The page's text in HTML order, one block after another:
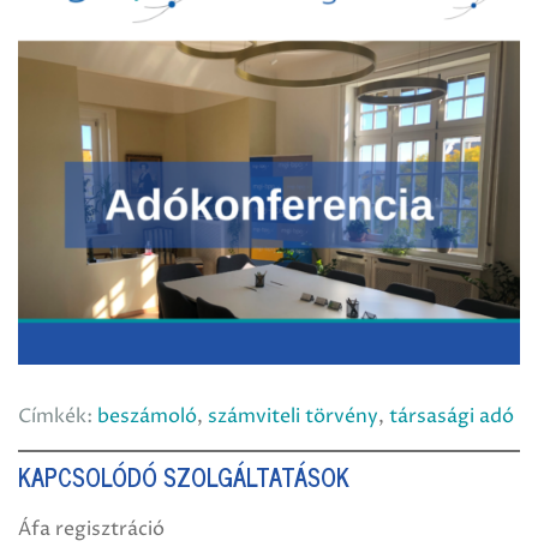
Címkék: beszámoló, számviteli törvény, társasági adó
KAPCSOLÓDÓ SZOLGÁLTATÁSOK
Áfa regisztráció